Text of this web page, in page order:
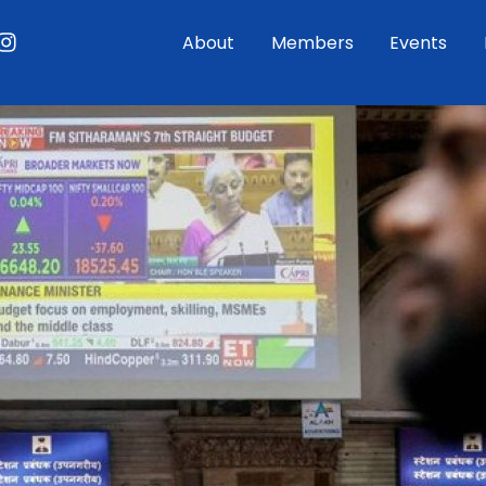
About Members Events